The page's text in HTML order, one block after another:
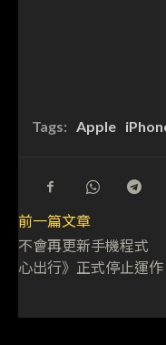
Tags: Apple
前一篇文章
不會再更新手機程式
心出行》正式停止運作